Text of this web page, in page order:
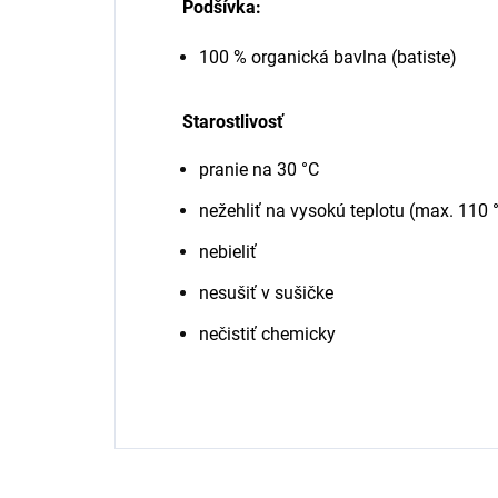
Podšívka:
100 % organická bavlna (batiste)
Starostlivosť
pranie na 30 °C
nežehliť na vysokú teplotu (max. 110
nebieliť
nesušiť v sušičke
nečistiť chemicky